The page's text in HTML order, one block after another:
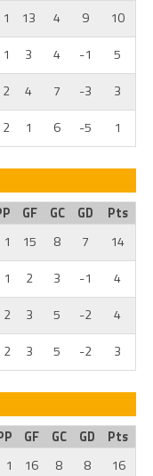
1 13 4 9
10
1 3 4 -1
5
2 4 7 -3
3
2 1 6 -5 1
GF GC GD
Pts
1 15 8 7
14
1 2 3 -1
4
2 3 5 -2
4
2 3 5 -2 3
GF GC GD
Pts
1 16 8 8
16